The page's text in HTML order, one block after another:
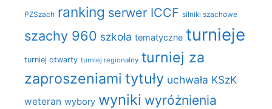
PZSzach ranking serwer ICCF silniki szachowe
szachy 960 szkoła tematyczne turnieje
turniej otwarty turniej regionalny turniej za
zaproszeniami tytuły uchwała KSzK
weteran wybory wyniki wyróżnienia